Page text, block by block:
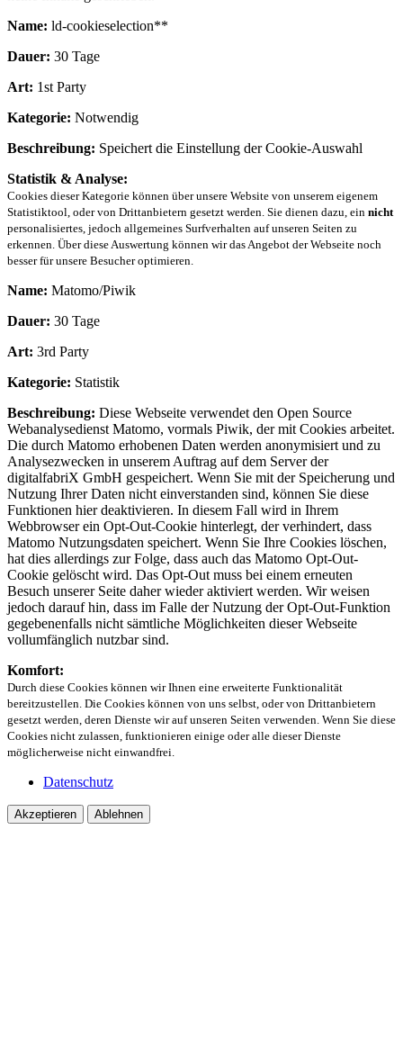
Name: ld-cookieselection**
Dauer: 30 Tage
Art: 1st Party
Kategorie: Notwendig
Beschreibung: Speichert die Einstellung der Cookie-Auswahl
Statistik & Analyse:
Cookies dieser Kategorie können über unsere Website von unserem eigenem
Statistiktool, oder von Drittanbietern gesetzt werden. Sie dienen dazu, ein nicht
personalisiertes, jedoch allgemeines Surfverhalten auf unseren Seiten zu
erkennen. Über diese Auswertung können wir das Angebot der Webseite noch
besser für unsere Besucher optimieren.
Name: Matomo/Piwik
Dauer: 30 Tage
Art: 3rd Party
Kategorie: Statistik
Beschreibung: Diese Webseite verwendet den Open Source
Webanalysedienst Matomo, vormals Piwik, der mit Cookies arbeitet.
Die durch Matomo erhobenen Daten werden anonymisiert und zu
Analysezwecken in unserem Auftrag auf dem Server der
digitalfabriX GmbH gespeichert. Wenn Sie mit der Speicherung und
Nutzung Ihrer Daten nicht einverstanden sind, können Sie diese
Funktionen hier deaktivieren. In diesem Fall wird in Ihrem
Webbrowser ein Opt-Out-Cookie hinterlegt, der verhindert, dass
Matomo Nutzungsdaten speichert. Wenn Sie Ihre Cookies löschen,
hat dies allerdings zur Folge, dass auch das Matomo Opt-Out-
Cookie gelöscht wird. Das Opt-Out muss bei einem erneuten
Besuch unserer Seite daher wieder aktiviert werden. Wir weisen
jedoch darauf hin, dass im Falle der Nutzung der Opt-Out-Funktion
gegebenenfalls nicht sämtliche Möglichkeiten dieser Webseite
vollumfänglich nutzbar sind.
Komfort:
Durch diese Cookies können wir Ihnen eine erweiterte Funktionalität
bereitzustellen. Die Cookies können von uns selbst, oder von Drittanbietern
gesetzt werden, deren Dienste wir auf unseren Seiten verwenden. Wenn Sie diese
Cookies nicht zulassen, funktionieren einige oder alle dieser Dienste
möglicherweise nicht einwandfrei.
Datenschutz
Akzeptieren Ablehnen